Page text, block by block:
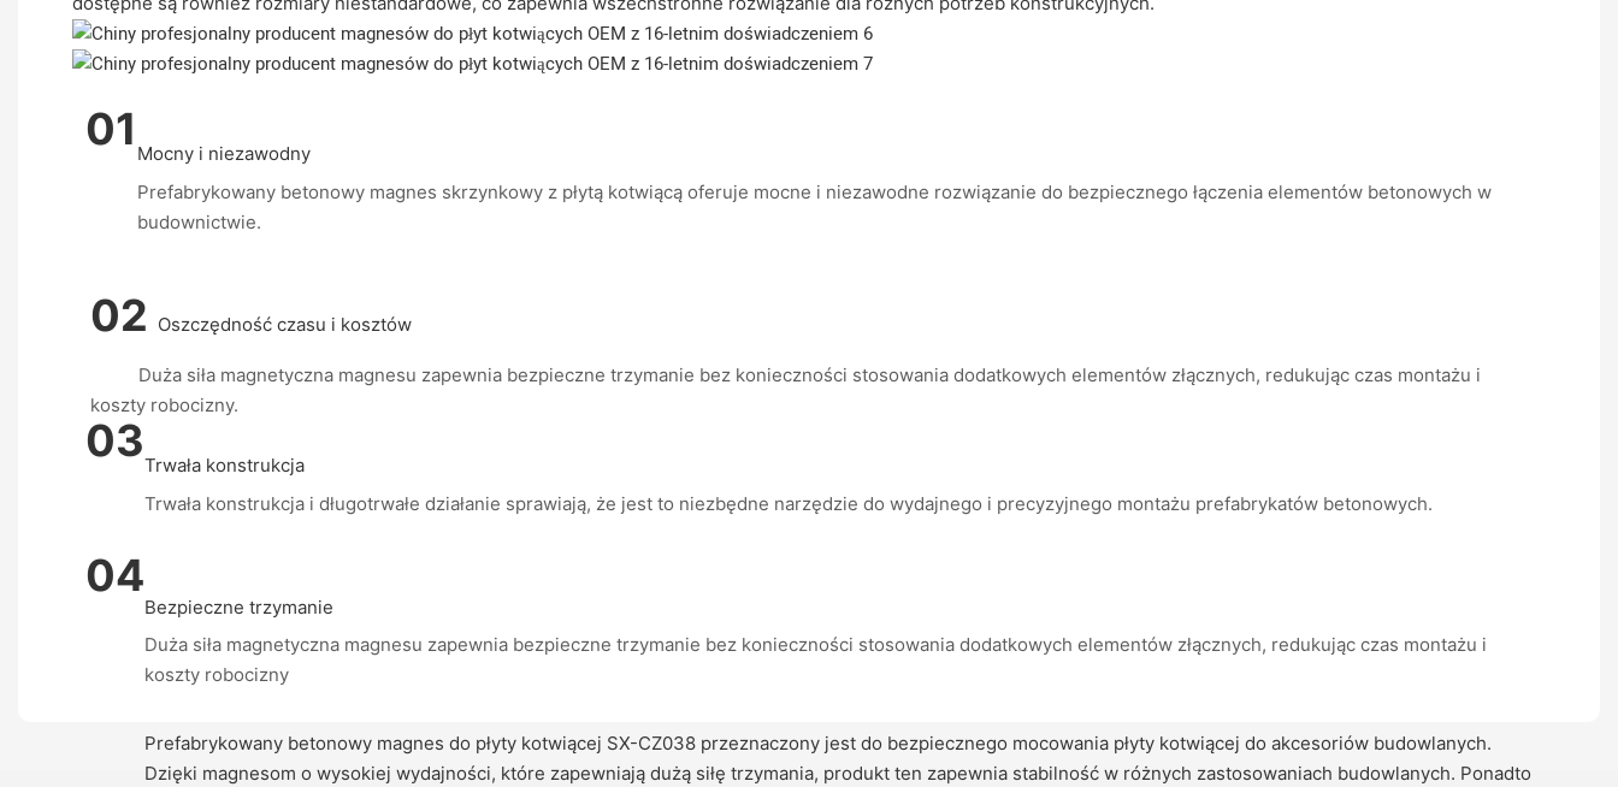
01 Mocny i niezawodny
Prefabrykowany betonowy magnes skrzynkowy z płytą kotwiącą oferuje mocne i niezawodne rozwiązanie do bezpiecznego łączenia elementów betonowych w
budownictwie.
02 Oszczędność czasu i kosztów
Duża siła magnetyczna magnesu zapewnia bezpieczne trzymanie bez konieczności stosowania dodatkowych elementów złącznych, redukując czas montażu i
koszty robocizny.
03Trwała konstrukcja
Trwała konstrukcja i długotrwałe działanie sprawiają, że jest to niezbędne narzędzie do wydajnego i precyzyjnego montażu prefabrykatów betonowych.
04
Bezpieczne trzymanie
Duża siła magnetyczna magnesu zapewnia bezpieczne trzymanie bez konieczności stosowania dodatkowych elementów złącznych, redukując czas montażu i
koszty robocizny
Prefabrykowany betonowy magnes do płyty kotwiącej SX-CZ038 przeznaczony jest do bezpiecznego mocowania płyty kotwiącej do akcesoriów budowlanych.
Dzięki magnesom o wysokiej wydajności, które zapewniają dużą siłę trzymania, produkt ten zapewnia stabilność w różnych zastosowaniach budowlanych. Ponadto